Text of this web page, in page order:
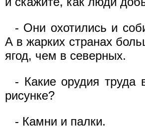
- Они охотились и
А в жарких странах
ягод, чем в северных.
- Какие орудия труда
рисунке?
- Камни и палки.